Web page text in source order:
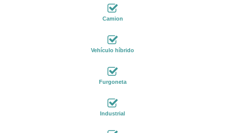
Camion
Vehículo híbrido
Furgoneta
Industrial